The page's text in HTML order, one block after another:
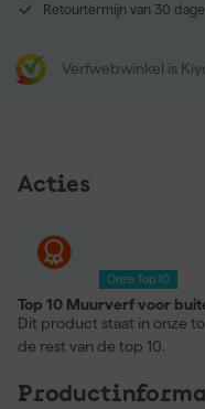
Retourtermijn van 30
Verfwebwinkel is
Acties
Onze Top 10
Top 10 Muurverf voor
Dit product staat in onze
de rest van de top 10.